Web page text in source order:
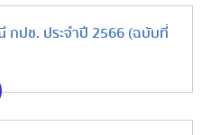
กปช. ประจำปี 2566 (ฉบับที่